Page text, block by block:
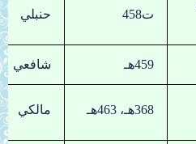
ت458 حنبلي
459هـ شافعي
368هـ، 463هـ مالكي